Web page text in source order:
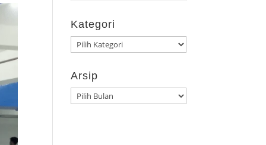
Kategori
Kategori
Arsip
Arsip